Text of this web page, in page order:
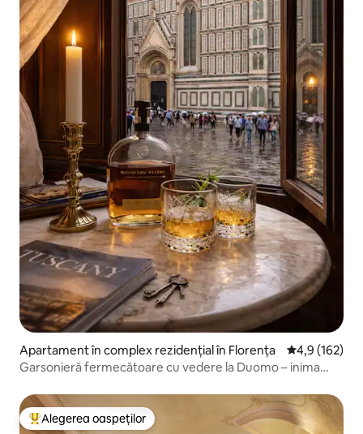
Apartament în complex rezidențial în Florența Scor mediu
4,9 (162)
Garsonieră fermecătoare cu vedere la Duomo – inima
Locuință din topul categoriei Alegerea oaspeților
Alegerea oaspeților